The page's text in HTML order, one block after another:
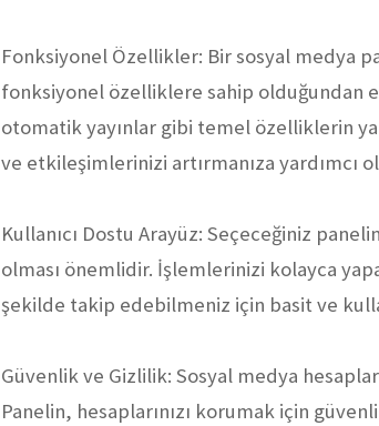
Fonksiyonel Özellikler: Bir sosyal medya
fonksiyonel özelliklere sahip olduğundan
otomatik yayınlar gibi temel özelliklerin
ve etkileşimlerinizi artırmanıza yardımcı
Kullanıcı Dostu Arayüz: Seçeceğiniz
olması önemlidir. İşlemlerinizi kolayca
şekilde takip edebilmeniz için basit ve
Güvenlik ve Gizlilik: Sosyal medya
Panelin, hesaplarınızı korumak için